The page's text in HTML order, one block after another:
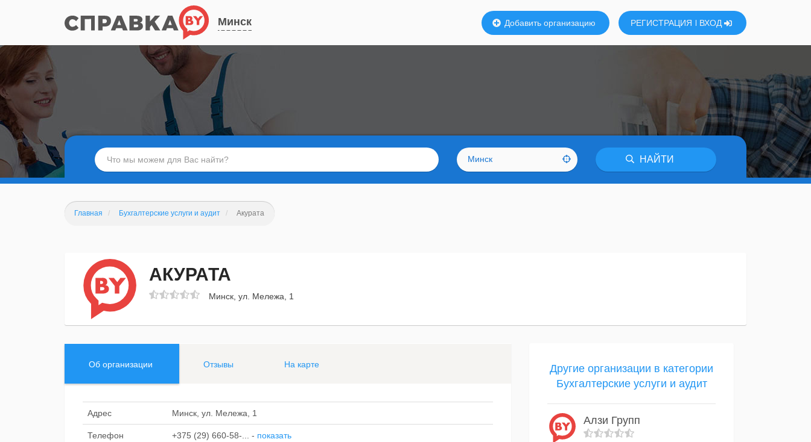
Минск Добавить организацию РЕГИСТРАЦИЯ ВХОД
Минск НАЙТИ
Главная Бухгалтерские услуги и аудит Акурата
АКУРАТА
Минск, ул. Мележа, 1
Об организации Отзывы На карте
Адрес Минск, ул. Мележа, 1
Телефон +375 (29) 660-58-... - показать
Другие организации в категории
Бухгалтерские услуги и аудит
Алзи Групп